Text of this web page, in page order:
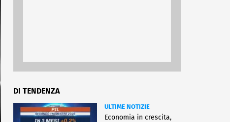
DI TENDENZA
ULTIME NOTIZIE
Economia in crescita,